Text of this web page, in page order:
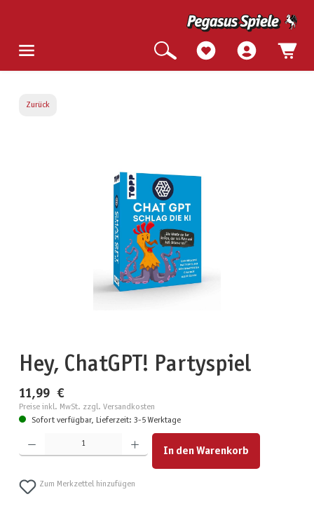
Zurück
Hey, ChatGPT! Partyspiel
11,99 €
Preise inkl. MwSt. zzgl. Versandkosten
Sofort verfügbar, Lieferzeit: 3-5 Werktage
Produkt Anzahl: Gib den gewünschten Wert ein oder benutze die Schaltflächen um die Anzahl zu
In den Warenkorb
Zum Merkzettel hinzufügen